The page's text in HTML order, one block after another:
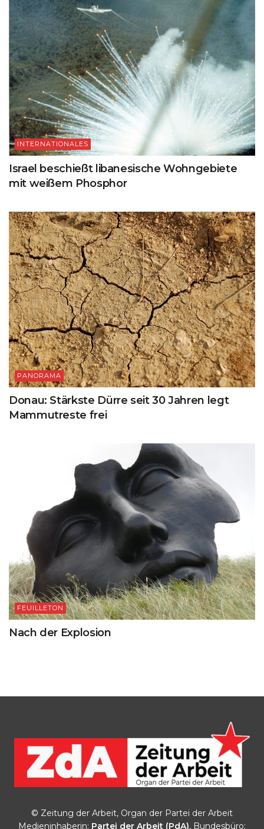
INTERNATIONALES
Israel beschießt libanesische Wohngebiete
mit weißem Phosphor
PANORAMA
Donau: Stärkste Dürre seit 30 Jahren legt
Mammutreste frei
FEUILLETON
Nach der Explosion
© Zeitung der Arbeit, Organ der Partei der Arbeit
Medieninhaberin: Partei der Arbeit (PdA), Bundesbüro: